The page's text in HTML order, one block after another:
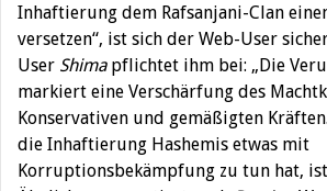
Inhaftierung dem Rafsanjani-Clan
versetzen“, ist sich der Web-User
User Shimapflichtet ihm bei: „Die
markiert eine Verschärfung des
Konservativen und gemäßigten
die Inhaftierung Hashemis etwas mit
Korruptionsbekämpfung zu tun hat, ist